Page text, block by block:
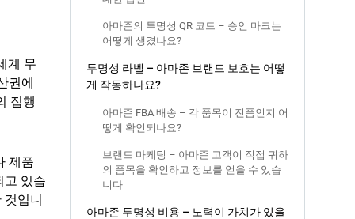
아마존의 투명성 QR 코드 – 승인 마크는
어떻게 생겼나요?
투명성 라벨 – 아마존 브랜드 보호는 어떻
게 작동하나요?
아마존 FBA 배송 – 각 품목이 진품인지 어
떻게 확인되나요?
브랜드 마케팅 – 아마존 고객이 직접 귀하
의 품목을 확인하고 정보를 얻을 수 있습
니다
아마존 투명성 비용 – 노력이 가치가 있을
계 무
권에
집행
제품
고 있습
입니